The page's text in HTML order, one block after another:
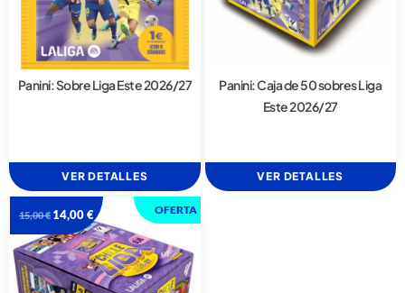
Panini: Sobre Liga Este 2026/27
VER DETALLES
Panini: Caja de 50 sobres Liga
Este 2026/27
VER DETALLES
OFERTA
15,00€ 14,00€